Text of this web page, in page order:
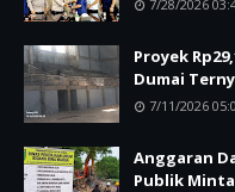
7/28/2026
Proyek
Dumai
7/11/2026
Anggaran
Publik